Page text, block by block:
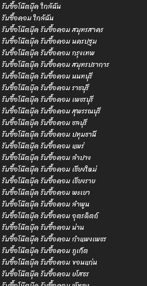
รับซื้อโน๊ตบุ๊ค ใกล้ฉัน
รับซื้อคอม ใกล้ฉัน
รับซื้อโน๊ตบุ๊ค รับซื้อคอม สมุทรสาคร
รับซื้อโน๊ตบุ๊ค รับซื้อคอม นครปฐม
รับซื้อโน๊ตบุ๊ค รับซื้อคอม กรุงเทพ
รับซื้อโน๊ตบุ๊ค รับซื้อคอม สมุทรปราการ
รับซื้อโน๊ตบุ๊ค รับซื้อคอม นนทบุรี
รับซื้อโน๊ตบุ๊ค รับซื้อคอม ราชบุรี
รับซื้อโน๊ตบุ๊ค รับซื้อคอม เพชรบุรี
รับซื้อโน๊ตบุ๊ค รับซื้อคอม สุพรรณบุรี
รับซื้อโน๊ตบุ๊ค รับซื้อคอม ชลบุรี
รับซื้อโน๊ตบุ๊ค รับซื้อคอม ปทุมธานี
รับซื้อโน๊ตบุ๊ค รับซื้อคอม แพร่
รับซื้อโน๊ตบุ๊ค รับซื้อคอม ลำปาง
รับซื้อโน๊ตบุ๊ค รับซื้อคอม เชียงใหม่
รับซื้อโน๊ตบุ๊ค รับซื้อคอม เชียงราย
รับซื้อโน๊ตบุ๊ค รับซื้อคอม พะเยา
รับซื้อโน๊ตบุ๊ค รับซื้อคอม ลำพูน
รับซื้อโน๊ตบุ๊ค รับซื้อคอม อุตรดิตถ์
รับซื้อโน๊ตบุ๊ค รับซื้อคอม น่าน
รับซื้อโน๊ตบุ๊ค รับซื้อคอม กำแพงเพชร
รับซื้อโน๊ตบุ๊ค รับซื้อคอม ภูเก็ต
รับซื้อโน๊ตบุ๊ค รับซื้อคอม ขอนแก่น
รับซื้อโน๊ตบุ๊ค รับซื้อคอม ยโสธร